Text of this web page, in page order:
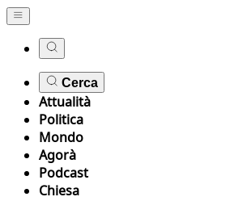
Cerca
Attualità
Politica
Mondo
Agorà
Podcast
Chiesa